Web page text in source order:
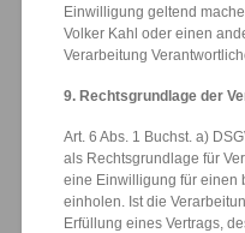
Einwilligung geltend
Volker Kahl oder einen
Verarbeitung
9. Rechtsgrundlage der
Art. 6 Abs. 1 Buchst. a)
als Rechtsgrundlage für
eine Einwilligung für einen
einholen. Ist die
Erfüllung eines Vertrags,